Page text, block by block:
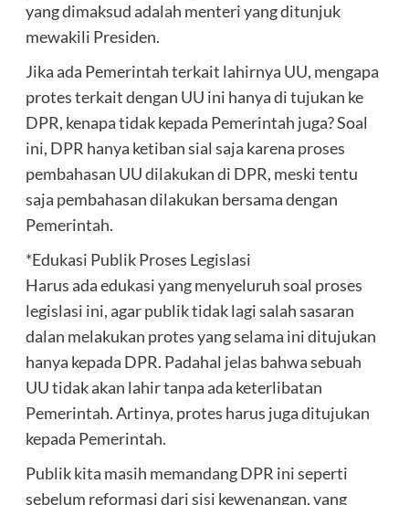
yang dimaksud adalah menteri yang ditunjuk
mewakili Presiden.
Jika ada Pemerintah terkait lahirnya UU, mengapa
protes terkait dengan UU ini hanya di tujukan ke
DPR, kenapa tidak kepada Pemerintah juga? Soal
ini, DPR hanya ketiban sial saja karena proses
pembahasan UU dilakukan di DPR, meski tentu
saja pembahasan dilakukan bersama dengan
Pemerintah.
*Edukasi Publik Proses Legislasi
Harus ada edukasi yang menyeluruh soal proses
legislasi ini, agar publik tidak lagi salah sasaran
dalan melakukan protes yang selama ini ditujukan
hanya kepada DPR. Padahal jelas bahwa sebuah
UU tidak akan lahir tanpa ada keterlibatan
Pemerintah. Artinya, protes harus juga ditujukan
kepada Pemerintah.
Publik kita masih memandang DPR ini seperti
sebelum reformasi dari sisi kewenangan, yang